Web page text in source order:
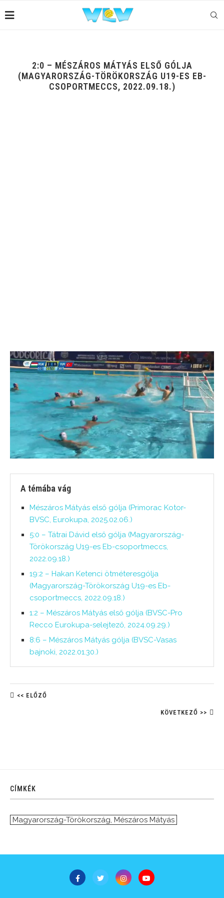
2:0 – MÉSZÁROS MÁTYÁS ELSŐ GÓLJA
(MAGYARORSZÁG-TÖRÖKORSZÁG U19-ES EB-
CSOPORTMECCS, 2022.09.18.)
A témába vág
Mészáros Mátyás első gólja (Primorac Kotor-
BVSC, Eurokupa, 2025.02.06.)
5:0 – Tátrai Dávid első gólja (Magyarország-
Törökország U19-es Eb-csoportmeccs,
2022.09.18.)
19:2 – Hakan Ketenci ötméteresgólja
(Magyarország-Törökország U19-es Eb-
csoportmeccs, 2022.09.18.)
1:2 – Mészáros Mátyás első gólja (BVSC-Pro
Recco Eurokupa-selejtező, 2024.09.29.)
8:6 – Mészáros Mátyás gólja (BVSC-Vasas
bajnoki, 2022.01.30.)
<< ELŐZŐ
KÖVETKEZŐ >>
CÍMKÉK
Magyarország-Törökország, Mészáros Mátyás